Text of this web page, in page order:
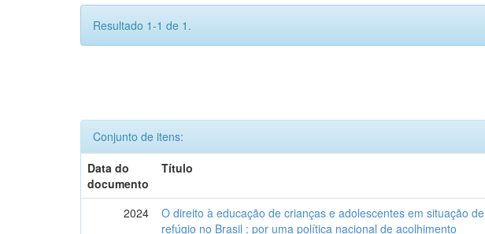
Resultado 1-1 de 1.
Conjunto de itens:
Data do
documento
Título
2024
O direito à educação de crianças e adolescentes em situação de
refúgio no Brasil : por uma política nacional de acolhimento